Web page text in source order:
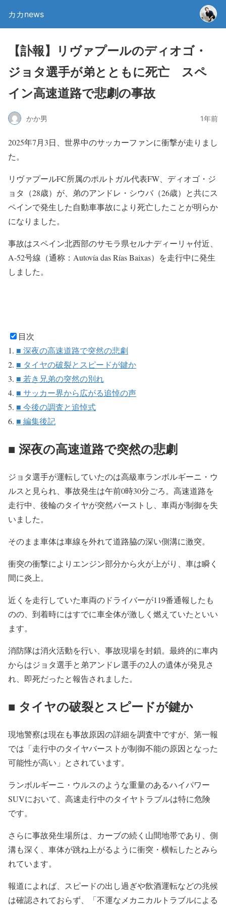
カカnews
【訃報】リヴァプールのディオゴ・
ジョタ選手が弟とともに死亡 スペ
イン高速道路で悲劇の事故
かか男 1年前
2025年7月3日、 世界中のサッカーファンに衝撃が走りまし
た。
リヴァプールFC所属のポルトガル代表FW、ディオゴ・ ジ
ョタ（28歳）が、弟のアンドレ・シウバ（26歳）と共にス
ペインで発生した自動車事故により死亡したことが明らか
になりました。
事故はスペイン北西部のサモラ県セルナディーリャ付近、
A-52号線（通称：Autovía das Rías Baixas）を走行中に発生
しました。
目次
■ 深夜の高速道路で突然の悲劇
■ タイヤの破裂とスピードが鍵か
■ 若き兄弟の突然の別れ
■ サッカー界から広がる追悼の声
■ 今後の調査と追悼式
■ 編集後記
■ 深夜の高速道路で突然の悲劇
ジョタ選手が運転していたのは高級車ランボルギーニ・ ウ
ルスと見られ、事故発生は午前0時30分ごろ。 高速道路を
走行中、後輪のタイヤが突然バーストし、 車両が制御を失
いました。
そのまま車体は車線を外れて道路脇の深い側溝に激突。
衝突の衝撃によりエンジン部分から火が上がり、 車は瞬く
間に炎上。
近くを走行していた車両のドライバーが119番通報したも
のの、 到着時にはすでに車全体が激しく燃えていたといい
ます。
消防隊は消火活動を行い、事故現場を封鎖。 最終的に車内
からはジョタ選手と弟アンドレ選手の2人の遺体が発見さ
れ、即死だったと報告されました。
■ タイヤの破裂とスピードが鍵か
現地警察は現在も事故原因の詳細を調査中ですが、第一報
では「走行中のタイヤバーストが制御不能の原因となった
可能性が高い」 とされています。
ランボルギーニ・ ウルスのような重量のあるハイパワー
SUVにおいて、 高速走行中のタイヤトラブルは特に危険
です。
さらに事故発生場所は、カーブの続く山間地帯であり、 側
溝も深く、車体が跳ね上がるように衝突・ 横転したとみら
れています。
報道によれば、 スピードの出し過ぎや飲酒運転などの兆候
は確認されておらず、「不運なメカニカルトラブルによる